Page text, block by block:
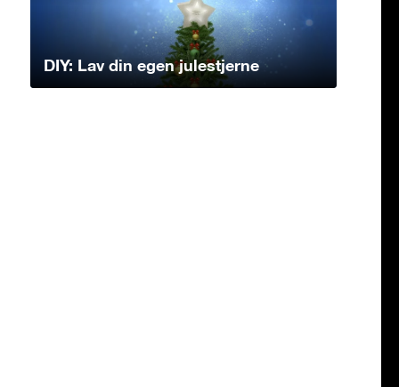
DIY: Lav din egen julestjerne